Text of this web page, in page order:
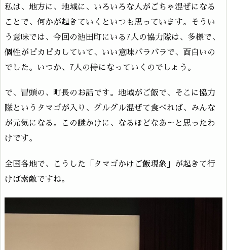
私は、地方に、地域に、いろいろな人がごちゃ混ぜになる
ことで、何かが起きていくといつも思っています。そうい
う意味では、今回の池田町にいる7人の協力隊は、多様で、
個性がピカピカしていて、いい意味バラバラで、面白いの
でした。いつか、7人の侍になっていくのでしょう。
で、冒頭の、町長のお話です。地域がご飯で、そこに協力
隊というタマゴが入り、グルグル混ぜて食べれば、みんな
が元気になる。この謎かけに、なるほどなあ～と思ったわ
けです。
全国各地で、こうした「タマゴかけご飯現象」が起きて行
けば素敵ですね。